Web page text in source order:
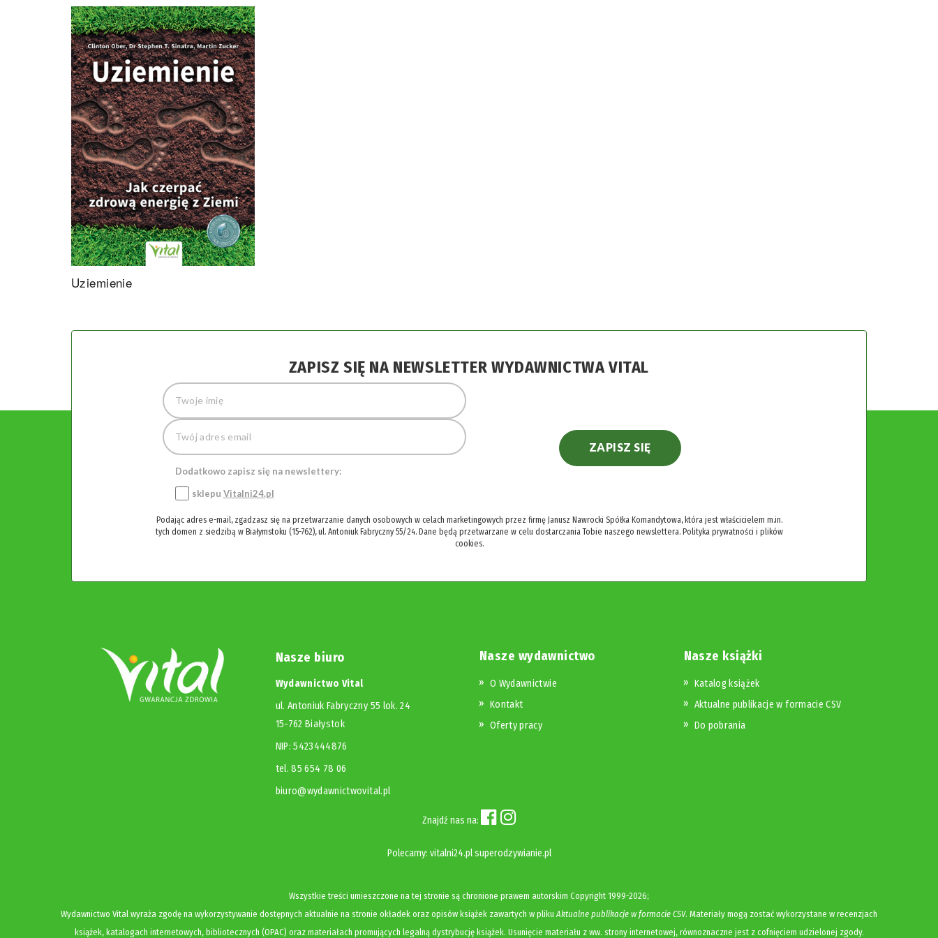
Uziemienie
ZAPISZ SIĘ NA NEWSLETTER WYDAWNICTWA VITAL
Dodatkowo zapisz się na newslettery:
sklepu Vitalni24.pl
ZAPISZ SIĘ
Podając adres e-mail, zgadzasz się na przetwarzanie danych osobowych w celach marketingowych przez firmę Janusz Nawrocki Spółka Komandytowa, która jest właścicielem m.in.
tych domen z siedzibą w Białymstoku (15-762), ul. Antoniuk Fabryczny 55/24. Dane będą przetwarzane w celu dostarczania Tobie naszego newslettera. Polityka prywatności i plików
cookies.
Nasze biuro
Wydawnictwo Vital
ul. Antoniuk Fabryczny 55 lok. 24
15-762 Białystok
NIP: 5423444876
tel. 85 654 78 06
biuro@wydawnictwovital.pl
Nasze wydawnictwo
O Wydawnictwie
Kontakt
Oferty pracy
Nasze książki
Katalog książek
Aktualne publikacje w formacie CSV
Do pobrania
Znajdź nas na:
Polecamy: vitalni24.pl superodzywianie.pl
Wszystkie treści umieszczone na tej stronie są chronione prawem autorskim Copyright 1999-2026;
Wydawnictwo Vital wyraża zgodę na wykorzystywanie dostępnych aktualnie na stronie okładek oraz opisów książek zawartych w pliku Aktualne publikacje w formacie CSV. Materiały mogą zostać wykorzystane w recenzjach
książek, katalogach internetowych, bibliotecznych (OPAC) oraz materiałach promujących legalną dystrybucję książek. Usunięcie materiału z ww. strony internetowej, równoznaczne jest z cofnięciem udzielonej zgody.